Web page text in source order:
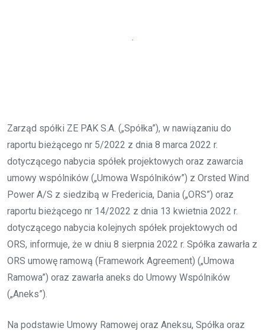
Zarząd spółki ZE PAK S.A. („Spółka”), w nawiązaniu do
raportu bieżącego nr 5/2022 z dnia 8 marca 2022 r.
dotyczącego nabycia spółek projektowych oraz zawarcia
umowy wspólników („Umowa Wspólników”) z Orsted Wind
Power A/S z siedzibą w Fredericia, Dania („ORS”) oraz
raportu bieżącego nr 14/2022 z dnia 13 kwietnia 2022 r.
dotyczącego nabycia kolejnych spółek projektowych od
ORS, informuje, że w dniu 8 sierpnia 2022 r. Spółka zawarła z
ORS umowę ramową (Framework Agreement) („Umowa
Ramowa”) oraz zawarła aneks do Umowy Wspólników
(„Aneks”).
Na podstawie Umowy Ramowej oraz Aneksu, Spółka oraz